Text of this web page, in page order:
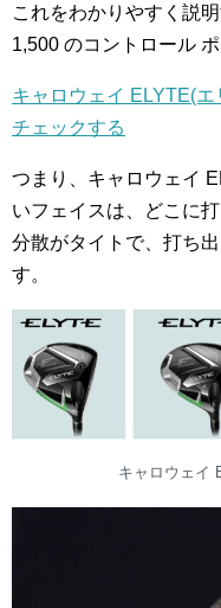
これをわかりやすく説
1,500 のコントロール
キャロウェイ ELYTE(
チェックする
つまり、キャロウェイ
いフェイスは、どこに
分散がタイトで、打ち
す。
キャロウェイ